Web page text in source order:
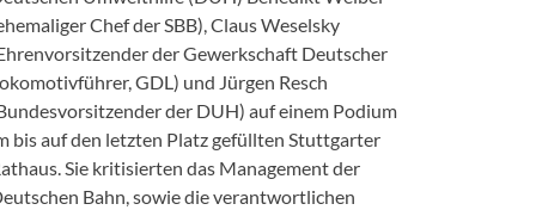
Chef der SBB), Claus Weselsky
der Gewerkschaft Deutscher
GDL) und Jürgen Resch
der DUH) auf einem Podium
bis auf den letzten Platz gefüllten Stuttgarter
Sie kritisierten das Management der
Bahn, sowie die verantwortlichen